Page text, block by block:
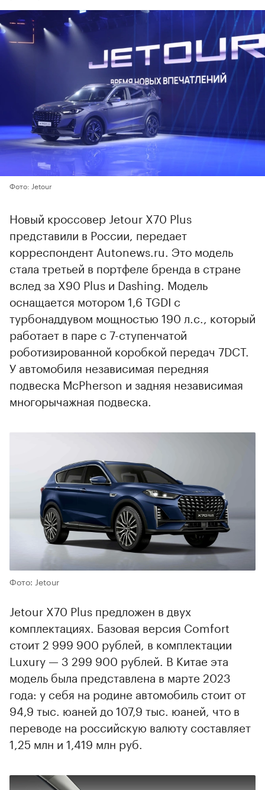
Фото: Jetour
Новый кроссовер Jetour X70 Plus
представили в России, передает
корреспондент Autonews.ru. Это модель
стала третьей в портфеле бренда в стране
вслед за X90 Plus и Dashing. Модель
оснащается мотором 1,6 TGDI с
турбонаддувом мощностью 190 л.с., который
работает в паре с 7-ступенчатой
роботизированной коробкой передач 7DCT.
У автомобиля независимая передняя
подвеска McPherson и задняя независимая
многорычажная подвеска.
Фото: Jetour
00:00 / 00:00
Jetour X70 Plus предложен в двух
комплектациях. Базовая версия Comfort
стоит 2 999 900 рублей, в комплектации
Luxury — 3 299 900 рублей. В Китае эта
модель была представлена в марте 2023
года: у себя на родине автомобиль стоит от
94,9 тыс. юаней до 107,9 тыс. юаней, что в
переводе на российскую валюту составляет
1,25 млн и 1,419 млн руб.